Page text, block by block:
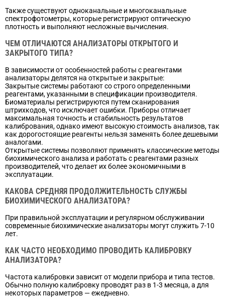
Также существуют одноканальные и многоканальные
спектрофотометры, которые регистрируют оптическую
плотность и выполняют несложные вычисления.
ЧЕМ ОТЛИЧАЮТСЯ АНАЛИЗАТОРЫ ОТКРЫТОГО И
ЗАКРЫТОГО ТИПА?
В зависимости от особенностей работы с реагентами
анализаторы делятся на открытые и закрытые:
Закрытые системы работают со строго определенными
реагентами, указанными в спецификации производителя.
Биоматериалы регистрируются путем сканирования
штрихкодов, что исключает ошибки. Приборы отличает
максимальная точность и стабильность результатов
калибрования, однако имеют высокую стоимость анализов, так
как дорогостоящие реагенты нельзя заменять более дешевыми
аналогами.
Открытые системы позволяют применять классические методы
биохимического анализа и работать с реагентами разных
производителей, что делает их более экономичными в
эксплуатации.
КАКОВА СРЕДНЯЯ ПРОДОЛЖИТЕЛЬНОСТЬ СЛУЖБЫ
БИОХИМИЧЕСКОГО АНАЛИЗАТОРА?
При правильной эксплуатации и регулярном обслуживании
современные биохимические анализаторы могут служить 7-10
лет.
КАК ЧАСТО НЕОБХОДИМО ПРОВОДИТЬ КАЛИБРОВКУ
АНАЛИЗАТОРА?
Частота калибровки зависит от модели прибора и типа тестов.
Обычно полную калибровку проводят раз в 1-3 месяца, а для
некоторых параметров — ежедневно.